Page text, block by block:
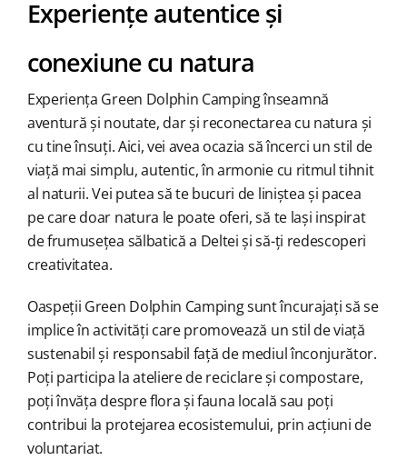
Experiențe autentice și
conexiune cu natura
Experiența Green Dolphin Camping înseamnă
aventură și noutate, dar și reconectarea cu natura și
cu tine însuți. Aici, vei avea ocazia să încerci un stil de
viață mai simplu, autentic, în armonie cu ritmul tihnit
al naturii. Vei putea să te bucuri de liniștea și pacea
pe care doar natura le poate oferi, să te lași inspirat
de frumusețea sălbatică a Deltei și să-ți redescoperi
creativitatea.
Oaspeții Green Dolphin Camping sunt încurajați să se
implice în activități care promovează un stil de viață
sustenabil și responsabil față de mediul înconjurător.
Poți participa la ateliere de reciclare și compostare,
poți învăța despre flora și fauna locală sau poți
contribui la protejarea ecosistemului, prin acțiuni de
voluntariat.